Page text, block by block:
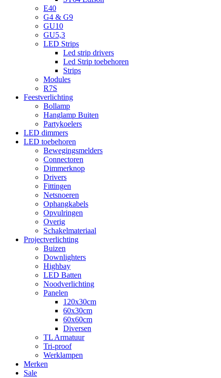
E40
G4 & G9
GU10
GU5,3
LED Strips
Led strip drivers
Led Strip toebehoren
Strips
Modules
R7S
Feestverlichting
Bollamp
Hanglamp Buiten
Partykoelers
LED dimmers
LED toebehoren
Bewegingsmelders
Connectoren
Dimmerknop
Drivers
Fittingen
Netsnoeren
Ophangkabels
Opvulringen
Overig
Schakelmateriaal
Projectverlichting
Buizen
Downlighters
Highbay
LED Batten
Noodverlichting
Panelen
120x30cm
60x30cm
60x60cm
Diversen
TL Armatuur
Tri-proof
Werklampen
Merken
Sale